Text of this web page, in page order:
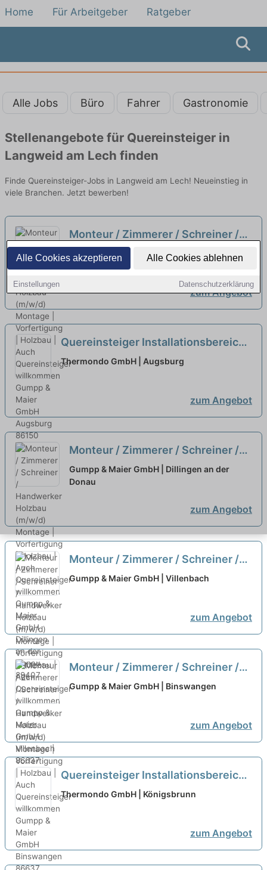
Alle Cookies akzeptieren Alle Cookies ablehnen
Einstellungen Datenschutzerklärung
Home Für Arbeitgeber Ratgeber
Alle Jobs Büro Fahrer Gastronomie
Stellenangebote für Quereinsteiger in
Langweid am Lech finden
Finde Quereinsteiger-Jobs in Langweid am Lech! Neueinstieg in
viele Branchen. Jetzt bewerben!
Monteur / Zimmerer / Schreiner /
Handwerker Holzbau (m/w/d)
Montage | Vorfertigung | Holzbau |
Auch Quereinsteiger willkommen
Gumpp & Maier GmbH | Augsburg
zum Angebot
Quereinsteiger Installationsbereich
(m/w/d) Wärmepumpen
Thermondo GmbH | Augsburg
zum Angebot
Monteur / Zimmerer / Schreiner /
Handwerker Holzbau (m/w/d)
Montage | Vorfertigung | Holzbau |
Gumpp & Maier GmbH | Dillingen an der
Donau
zum Angebot
Monteur / Zimmerer / Schreiner /
Handwerker Holzbau (m/w/d)
Gumpp & Maier GmbH | Villenbach
zum Angebot
Monteur / Zimmerer / Schreiner /
Handwerker Holzbau (m/w/d)
Gumpp & Maier GmbH | Binswangen
zum Angebot
Quereinsteiger Installationsbereich
(m/w/d) Wärmepumpen neu
Thermondo GmbH | Königsbrunn
zum Angebot